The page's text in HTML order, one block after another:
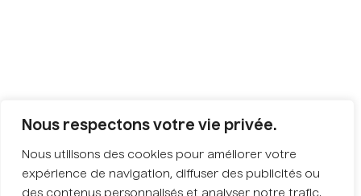
Nous respectons votre vie privée.
Nous utilisons des cookies pour améliorer votre
expérience de navigation, diffuser des publicités ou
des contenus personnalisés et analyser notre trafic.